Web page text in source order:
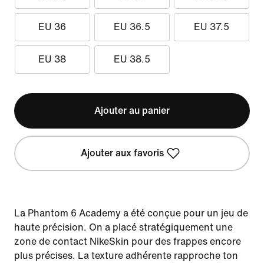
EU 36 EU 36.5 EU 37.5
EU 38 EU 38.5
Ajouter au panier
Ajouter aux favoris
La Phantom 6 Academy a été conçue pour un jeu de
haute précision. On a placé stratégiquement une
zone de contact NikeSkin pour des frappes encore
plus précises. La texture adhérente rapproche ton